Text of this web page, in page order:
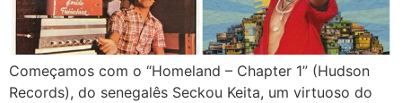
Começamos com o “Homeland – Chapter 1” (Hudson
Records), do senegalês Seckou Keita, um virtuoso do